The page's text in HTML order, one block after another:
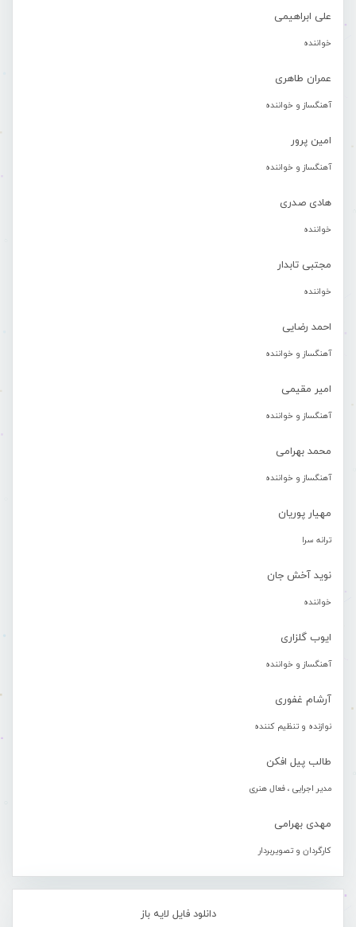
علی ابراهیمی
خواننده
عمران طاهری
آهنگساز و خواننده
امین پرور
آهنگساز و خواننده
هادی صدری
خواننده
مجتبی تابدار
خواننده
احمد رضایی
آهنگساز و خواننده
امیر مقیمی
آهنگساز و خواننده
محمد بهرامی
آهنگساز و خواننده
مهیار پوریان
ترانه سرا
نوید آخش جان
خواننده
ایوب گلزاری
آهنگساز و خواننده
آرشام غفوری
نوازنده و تنظیم کننده
طالب پیل افکن
مدیر اجرایی ، فعال هنری
مهدی بهرامی
کارگردان و تصویربردار
دانلود فایل لایه باز